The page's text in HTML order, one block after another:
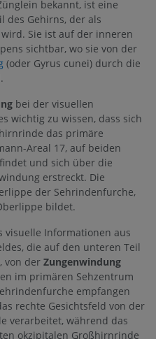
bekannt, ist eine
des Gehirns, der als
Sie ist auf der inneren
sichtbar, wo sie von der
(oder Gyrus cunei) durch die
bei der visuellen
wichtig zu wissen, dass sich
das primäre
Areal 17, auf beiden
und sich über die
erstreckt. Die
der Sehrindenfurche,
bildet.
visuelle Informationen aus
die auf den unteren Teil
von der Zungenwindung
im primären Sehzentrum
empfangen
rechte Gesichtsfeld von der
verarbeitet, während das
okzipitalen Großhirnrinde